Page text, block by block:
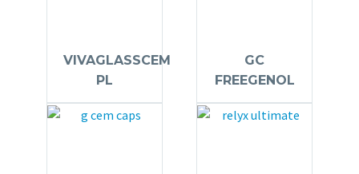
VIVAGLASSCEM
PL
GC
FREEGENOL